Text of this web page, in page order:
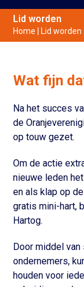
Lid worden
Home Lid worden
Wat fijn
Na het succes
de
op touw gezet.
Om de actie
nieuwe leden
en als klap op
gratis mini-hart,
Hartog.
Door middel
ondernemers,
houden voor